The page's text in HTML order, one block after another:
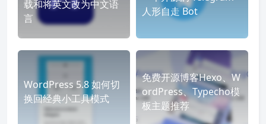
载和将英文改为中文语
言
人形自走 Bot
WordPress 5.8 如何切
换回经典小工具模式
免费开源博客Hexo、W
ordPress、Typecho模
板主题推荐